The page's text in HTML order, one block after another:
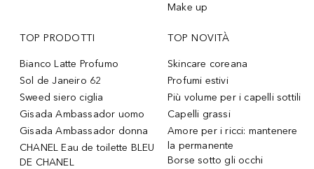
Make up
TOP PRODOTTI
Bianco Latte Profumo
Sol de Janeiro 62
Sweed siero ciglia
Gisada Ambassador uomo
Gisada Ambassador donna
CHANEL Eau de toilette BLEU
DE CHANEL
TOP NOVITÀ
Skincare coreana
Profumi estivi
Più volume per i capelli sottili
Capelli grassi
Amore per i ricci: mantenere
la permanente
Borse sotto gli occhi